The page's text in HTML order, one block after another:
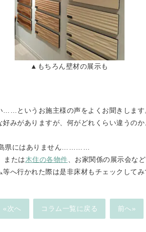
▲もちろん壁材の展示も
……というお施主様の声をよくお聞きします
みがありますが、何がどれくらい違うの
県にはありません…………
または木住の各物件 、お家関係の展示会な
へ行かれた際は是非床材もチェックしてみ
«次へ コラム一覧に戻る 前へ»